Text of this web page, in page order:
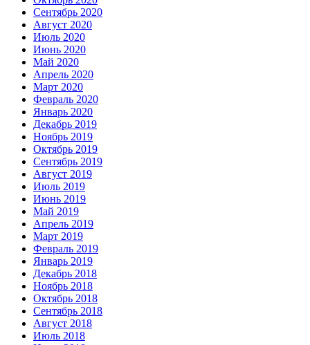
Сентябрь 2020
Август 2020
Июль 2020
Июнь 2020
Май 2020
Апрель 2020
Март 2020
Февраль 2020
Январь 2020
Декабрь 2019
Ноябрь 2019
Октябрь 2019
Сентябрь 2019
Август 2019
Июль 2019
Июнь 2019
Май 2019
Апрель 2019
Март 2019
Февраль 2019
Январь 2019
Декабрь 2018
Ноябрь 2018
Октябрь 2018
Сентябрь 2018
Август 2018
Июль 2018